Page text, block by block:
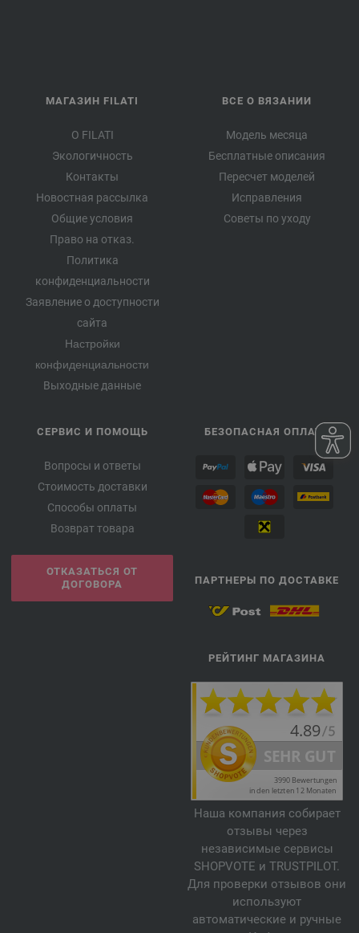
МАГАЗИН FILATI
О FILATI
Экологичность
Контакты
Новостная рассылка
Общие условия
Право на отказ.
Политика
конфиденциальности
Заявление о доступности
сайта
Настройки
конфиденциальности
Выходные данные
ВСЕ О ВЯЗАНИИ
Модель месяца
Бесплатные описания
Пересчет моделей
Исправления
Советы по уходу
СЕРВИС И ПОМОЩЬ
Вопросы и ответы
Стоимость доставки
Способы оплаты
Возврат товара
ОТКАЗАТЬСЯ ОТ
ДОГОВОРА
БЕЗОПАСНАЯ ОПЛАТА
ПАРТНЕРЫ ПО ДОСТАВКЕ
РЕЙТИНГ МАГАЗИНА
Наша компания собирает
отзывы через
независимые сервисы
SHOPVOTE и TRUSTPILOT.
Для проверки отзывов они
используют
автоматические и ручные